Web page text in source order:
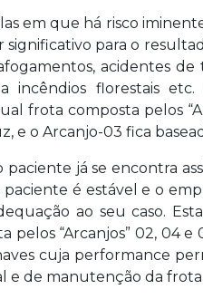
em que há risco
para o
acidentes
incêndios florestais
frota composta pelos
e o Arcanjo-03 fica
paciente já se encontra
é estável e o
ao seu caso.
“Arcanjos” 02, 04
cuja performance
e de manutenção da frota.